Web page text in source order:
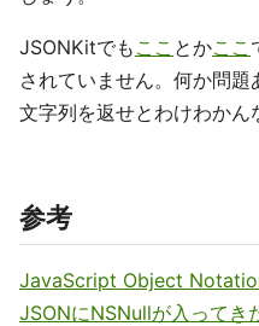
JSONKitでも ここ とかここ
されていません。何か問
文字列を返せとわけわかん
参考
JavaScript Object
JSONにNSNullが入ってき